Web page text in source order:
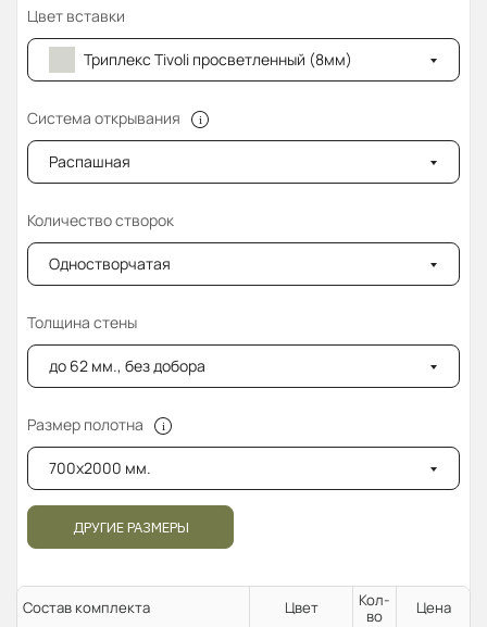
Цвет вставки
Триплекс Tivoli просветленный (8мм)
Система открывания
Распашная
Количество створок
Одностворчатая
Толщина стены
до 62 мм., без добора
Размер полотна
700x2000 мм.
ДРУГИЕ РАЗМЕРЫ
Состав комплекта Цвет
Кол-
во
Цена